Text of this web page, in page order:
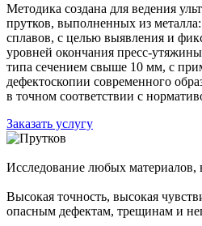
Методика создана для ведения
прутков, выполненных из
сплавов, с целью выявления и
уровней окончания пресс-
типа сечением свыше 10 мм, с
дефектоскопии современного
в точном соответствии с
Заказать услугу
Исследование любых материалов,
Высокая точность, высокая
опасным дефектам, трещинам и